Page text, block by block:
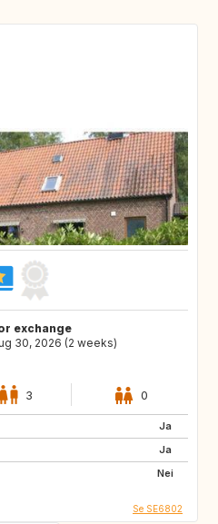
exchange
30, 2026 (2 weeks)
3 0
Ja
Ja
Nei
Se SE6802